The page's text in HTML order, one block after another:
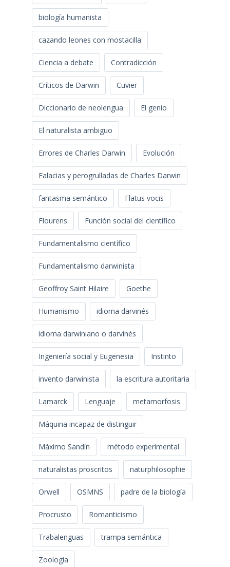
biología humanista
cazando leones con mostacilla
Ciencia a debate Contradicción
Críticos de Darwin Cuvier
Diccionario de neolengua El genio
El naturalista ambiguo
Errores de Charles Darwin Evolución
Falacias y perogrulladas de Charles Darwin
fantasma semántico Flatus vocis
Flourens Función social del científico
Fundamentalismo científico
Fundamentalismo darwinista
Geoffroy Saint Hilaire Goethe
Humanismo idioma darvinés
idioma darwiniano o darvinés
Ingeniería social y Eugenesia Instinto
invento darwinista la escritura autoritaria
Lamarck Lenguaje metamorfosis
Máquina incapaz de distinguir
Máximo Sandín método experimental
naturalistas proscritos naturphilosophie
Orwell OSMNS padre de la biología
Procrusto Romanticismo
Trabalenguas trampa semántica
Zoología